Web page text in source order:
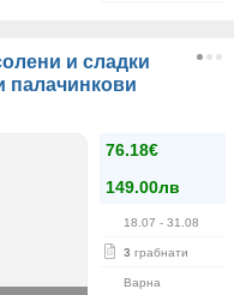
и сладки
палачинкови
76.18€
149.00лв
18.07 - 31.08
3 грабнати
Варна